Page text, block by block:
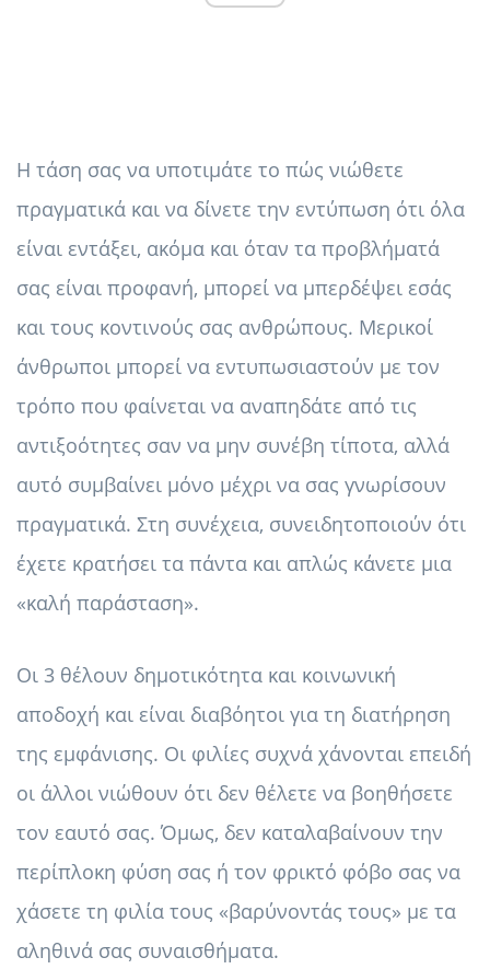
Η τάση σας να υποτιμάτε το πώς νιώθετε
πραγματικά και να δίνετε την εντύπωση ότι όλα
είναι εντάξει, ακόμα και όταν τα προβλήματά
σας είναι προφανή, μπορεί να μπερδέψει εσάς
και τους κοντινούς σας ανθρώπους. Μερικοί
άνθρωποι μπορεί να εντυπωσιαστούν με τον
τρόπο που φαίνεται να αναπηδάτε από τις
αντιξοότητες σαν να μην συνέβη τίποτα, αλλά
αυτό συμβαίνει μόνο μέχρι να σας γνωρίσουν
πραγματικά. Στη συνέχεια, συνειδητοποιούν ότι
έχετε κρατήσει τα πάντα και απλώς κάνετε μια
«καλή παράσταση».
Οι 3 θέλουν δημοτικότητα και κοινωνική
αποδοχή και είναι διαβόητοι για τη διατήρηση
της εμφάνισης. Οι φιλίες συχνά χάνονται επειδή
οι άλλοι νιώθουν ότι δεν θέλετε να βοηθήσετε
τον εαυτό σας. Όμως, δεν καταλαβαίνουν την
περίπλοκη φύση σας ή τον φρικτό φόβο σας να
χάσετε τη φιλία τους «βαρύνοντάς τους» με τα
αληθινά σας συναισθήματα.